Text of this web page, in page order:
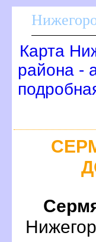
Карта
района -